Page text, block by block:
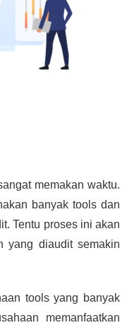
memakan waktu.
banyak tools dan
Tentu proses ini akan
yang diaudit semakin
tools yang banyak
memanfaatkan